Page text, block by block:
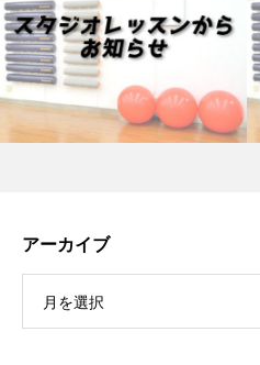
アーカイブ
月を選択